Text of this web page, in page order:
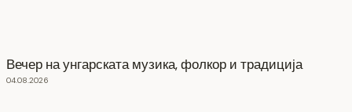
Вечер на унгарската музика, фолкор и традиција
04.08.2026